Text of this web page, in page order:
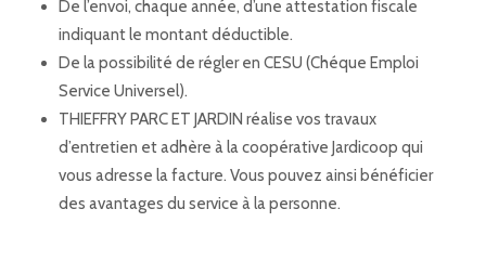
De l’envoi, chaque année, d’une attestation fiscale
indiquant le montant déductible.
De la possibilité de régler en CESU (Chéque Emploi
Service Universel).
THIEFFRY PARC ET JARDIN réalise vos travaux
d’entretien et adhère à la coopérative Jardicoop qui
vous adresse la facture. Vous pouvez ainsi bénéficier
des avantages du service à la personne.